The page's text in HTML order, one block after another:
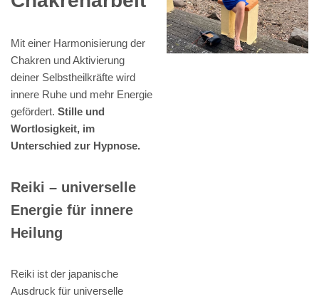
Mit einer Harmonisierung der
Chakren und Aktivierung
deiner Selbstheilkräfte wird
innere Ruhe und mehr Energie
gefördert. Stille und
Wortlosigkeit, im
Unterschied zur Hypnose.
Reiki – universelle
Energie für innere
Heilung
Reiki ist der japanische
Ausdruck für universelle